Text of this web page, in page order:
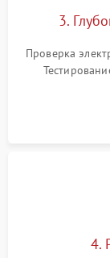
3.
Проверка
жерновов
4.